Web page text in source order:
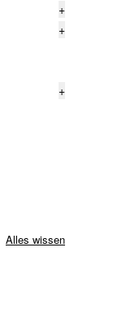
+
+
+
Alles wissen